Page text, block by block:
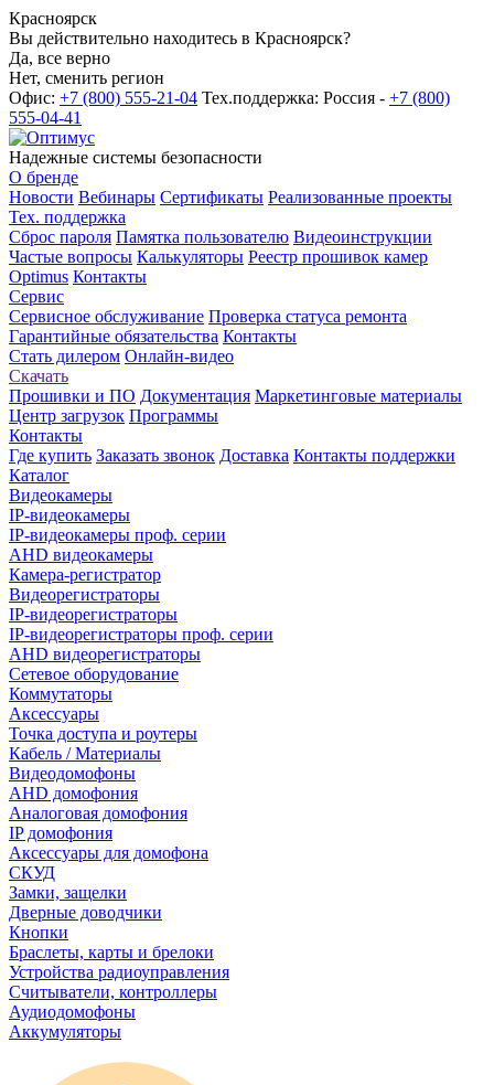
Красноярск
Вы действительно находитесь в Красноярск?
Да, все верно
Нет, сменить регион
Офис: +7 (800) 555-21-04 Тех.поддержка: Россия - +7 (800)
555-04-41
Надежные системы безопасности
О бренде
Новости Вебинары Сертификаты Реализованные проекты
Тех. поддержка
Сброс пароля Памятка пользователю Видеоинструкции
Частые вопросы Калькуляторы Реестр прошивок камер
Optimus Контакты
Сервис
Сервисное обслуживание Проверка статуса ремонта
Гарантийные обязательства Контакты
Стать дилером Онлайн-видео
Скачать
Прошивки и ПО Документация Маркетинговые материалы
Центр загрузок Программы
Контакты
Где купить Заказать звонок Доставка Контакты поддержки
Каталог
Видеокамеры
IP-видеокамеры
IP-видеокамеры проф. серии
AHD видеокамеры
Камера-регистратор
Видеорегистраторы
IP-видеорегистраторы
IP-видеорегистраторы проф. серии
AHD видеорегистраторы
Сетевое оборудование
Коммутаторы
Аксессуары
Точка доступа и роутеры
Кабель / Материалы
Видеодомофоны
AHD домофония
Аналоговая домофония
IP домофония
Аксессуары для домофона
СКУД
Замки, защелки
Дверные доводчики
Кнопки
Браслеты, карты и брелоки
Устройства радиоуправления
Считыватели, контроллеры
Аудиодомофоны
Аккумуляторы